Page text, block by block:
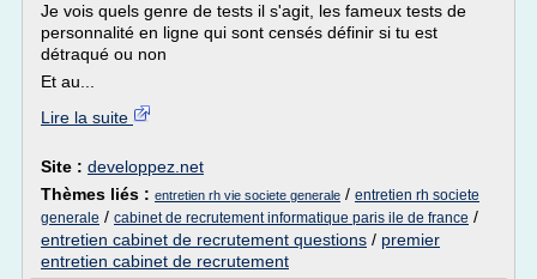
Je vois quels genre de tests il s'agit, les fameux tests de
personnalité en ligne qui sont censés définir si tu est
détraqué ou non
Et au...
Lire la suite
Site : developpez.net
Thèmes liés : entretien rh vie societe generale / entretien rh societe
generale / cabinet de recrutement informatique paris ile de france /
entretien cabinet de recrutement questions / premier
entretien cabinet de recrutement